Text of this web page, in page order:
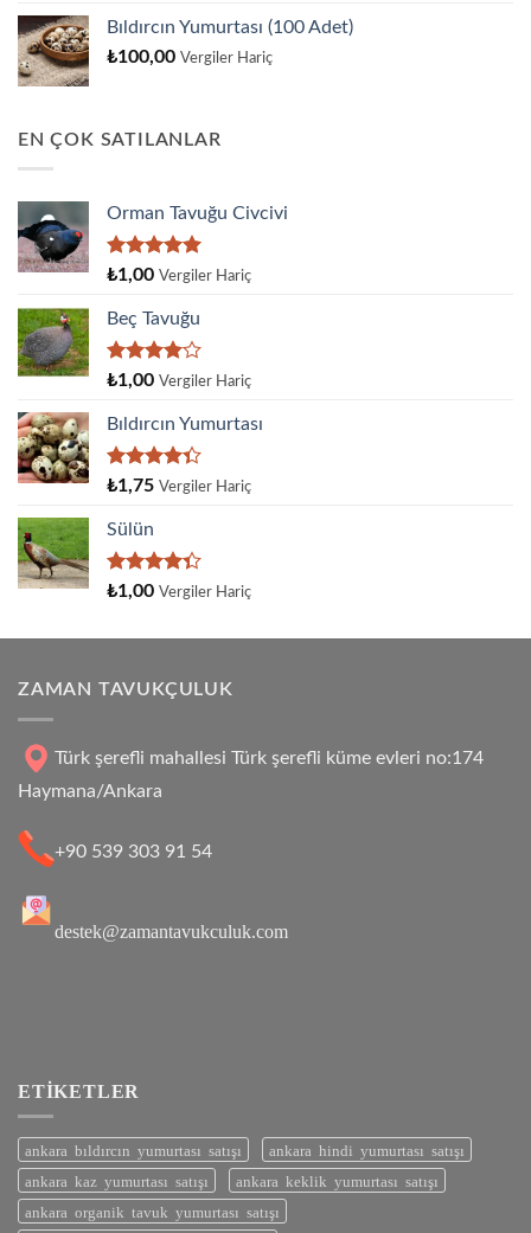
Bıldırcın Yumurtası (100 Adet)
₺100,00 Vergiler Hariç
EN ÇOK SATILANLAR
Orman Tavuğu Civcivi
5 üzerinden
aldı
₺1,00 Vergiler Hariç
Beç Tavuğu
5
4.00
aldı
₺1,00 Vergiler Hariç
Bıldırcın Yumurtası
5
4.33oy
aldı
₺1,75 Vergiler Hariç
Sülün
5
₺1,00 Vergiler Hariç
ZAMAN TAVUKÇULUK
Türk şerefli mahallesi Türk şerefli küme evleri no:174
Haymana/Ankara
+90 539 303 91 54
destek@zamantavukculuk.com
ETIKETLER
ankara bıldırcın yumurtası satışı
ankara hindi yumurtası satışı
ankara kaz yumurtası satışı
ankara keklik yumurtası satışı
ankara organik tavuk yumurtası satışı